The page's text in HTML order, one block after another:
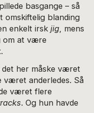
basgange – så
omskiftelig blanding
enkelt irskjig , mens
om at være
det her måske været
været anderledes. Så
været flere
. Og hun havde